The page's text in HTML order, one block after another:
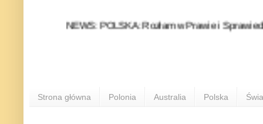
NEWS: POLSKA: Rozłam w Prawie i
Strona główna Polonia Australia Polska